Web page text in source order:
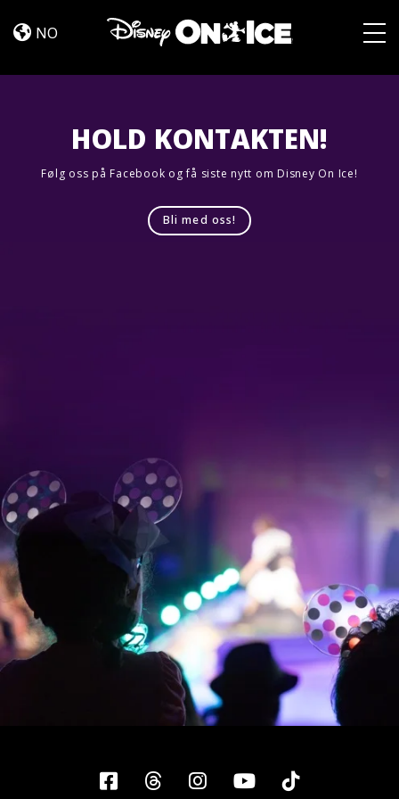
Trip
NO
HOLD KONTAKTEN!
Følg oss på Facebook og få siste nytt om Disney On Ice!
Bli med oss!
Facebook
ThreadsInstagram
YouTubeTiktok